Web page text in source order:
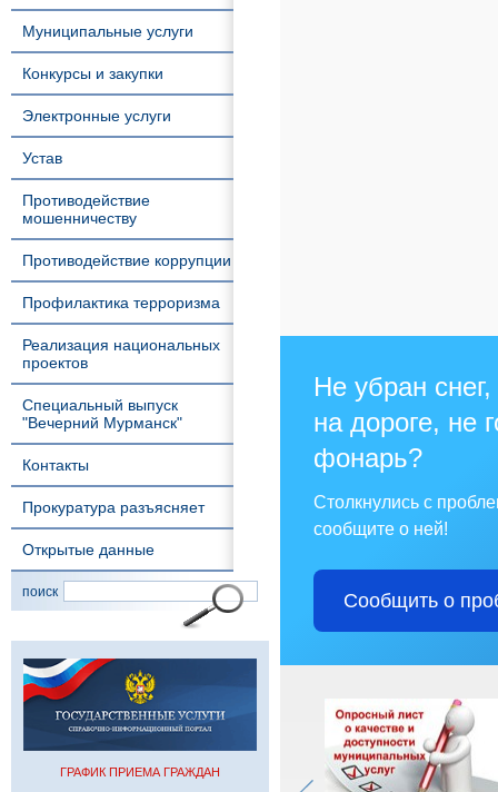
Муниципальные услуги
Конкурсы и закупки
Электронные услуги
Устав
Противодействие
мошенничеству
Противодействие коррупции
Профилактика терроризма
Реализация национальных
проектов
Специальный выпуск
"Вечерний Мурманск"
Контакты
Прокуратура разъясняет
Открытые данные
поиск
ГРАФИК ПРИЕМА ГРАЖДАН
Не убран
на дороге, не
фонарь?
Столкнулись с
сообщите о ней!
Сообщить о